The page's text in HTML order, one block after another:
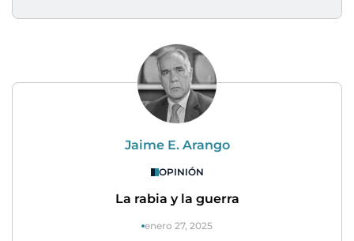
Jaime E. Arango
OPINIÓN
La rabia y la guerra
enero 27, 2025